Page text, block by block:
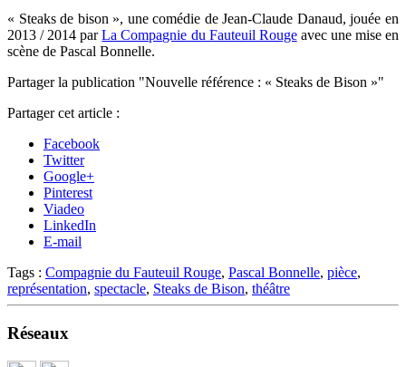
« Steaks de bison », une comédie de Jean-Claude Danaud, jouée en
2013 / 2014 parLa Compagnie du Fauteuil Rougeavec une mise en
scène de Pascal Bonnelle.
Partager la publication "Nouvelle référence : « Steaks de Bison »"
Partager cet article :
Facebook
Twitter
Google+
Pinterest
Viadeo
LinkedIn
E-mail
Tags : Compagnie du Fauteuil Rouge, Pascal Bonnelle, pièce,
représentation, spectacle, Steaks de Bison, théâtre
Réseaux